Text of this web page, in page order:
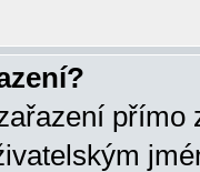
přímo